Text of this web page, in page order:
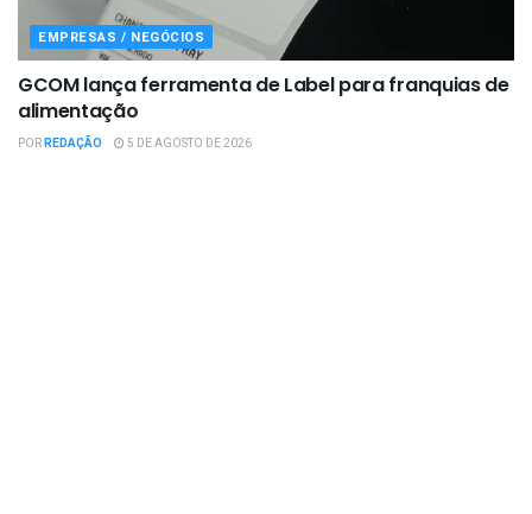
EMPRESAS / NEGÓCIOS
GCOM lança ferramenta de Label para franquias de
alimentação
PORREDAÇÃO 5 DE AGOSTO DE 2026